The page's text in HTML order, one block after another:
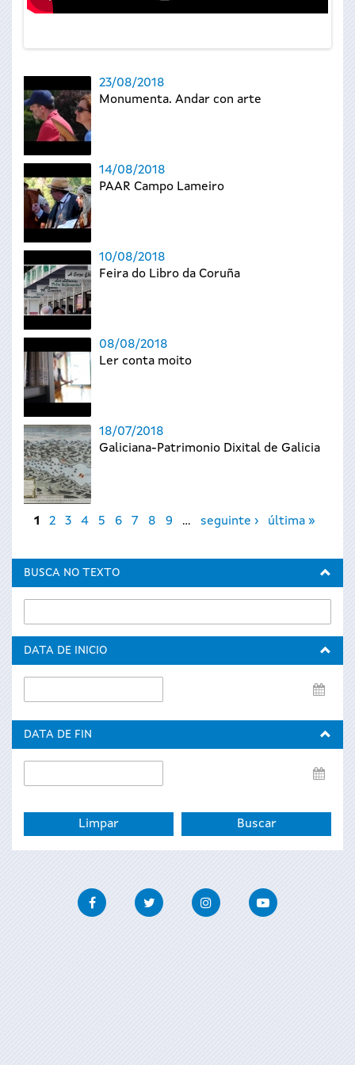
23/08/2018
Monumenta. Andar con arte
14/08/2018
PAAR Campo Lameiro
10/08/2018
Feira do Libro da Coruña
08/08/2018
Ler conta moito
18/07/2018
Galiciana-Patrimonio Dixital de Galicia
Páxinas
1 2 3 4 5 6 7 8 9 … seguinte › última »
BUSCA NO TEXTO
DATA DE INICIO
de
DATA DE FIN
de
FacebookTwitter InstagramYoutube